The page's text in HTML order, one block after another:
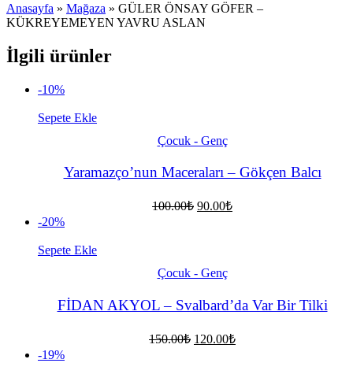
Anasayfa » Mağaza » GÜLER ÖNSAY GÖFER –
KÜKREYEMEYEN YAVRU ASLAN
İlgili ürünler
-10%
Sepete Ekle
Çocuk - Genç
Yaramazço’nun Maceraları – Gökçen Balcı
100.00₺ Orijinal
90.00₺Şu
-20%
Sepete Ekle
Çocuk - Genç
FİDAN AKYOL – Svalbard’da Var Bir Tilki
150.00₺ Orijinal
120.00₺Şu
-19%